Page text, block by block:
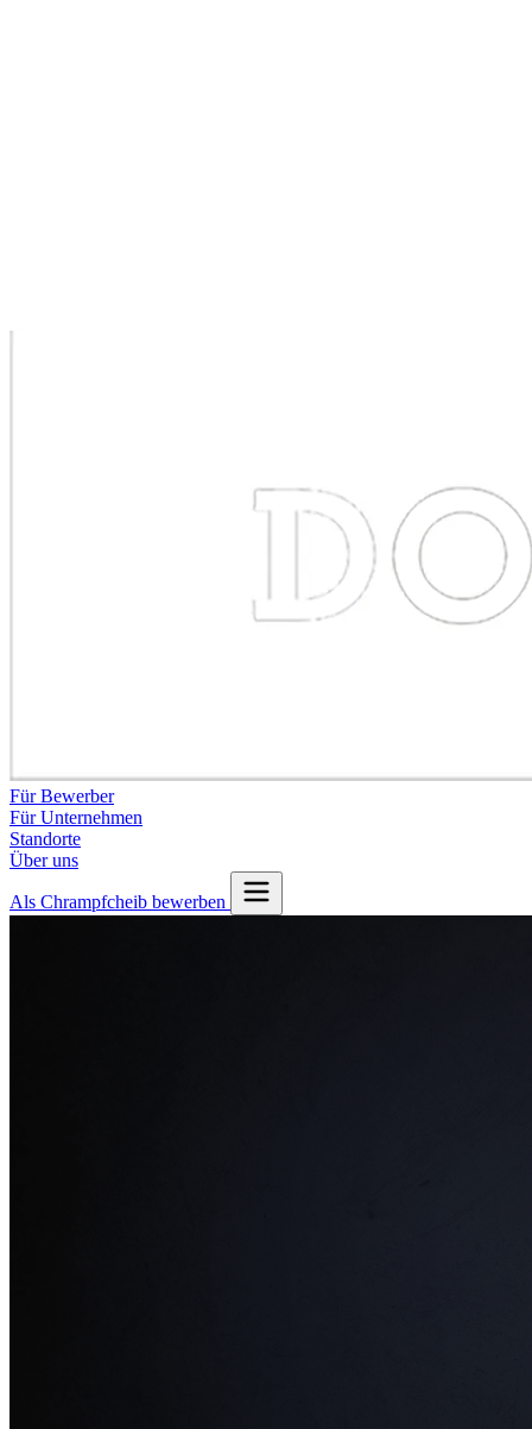
Für Bewerber
Für Unternehmen
Standorte
Über uns
Als Chrampfcheib bewerben